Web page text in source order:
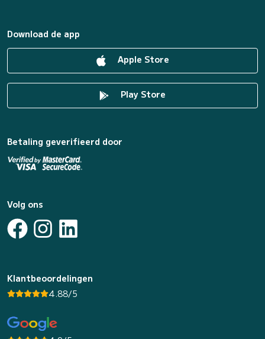
Download de app
Apple Store
Play Store
Betaling geverifieerd door
Volg ons
Klantbeoordelingen
4.88/5